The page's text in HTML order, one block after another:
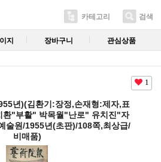
카테고리 검색
지 장바구니 관심상품
1
년)(김환기:장정,손재형:제자,표
환"부활" 박목월"난로" 유치진"자
술원/1955년(초판)/108쪽,최상급/
비매품)